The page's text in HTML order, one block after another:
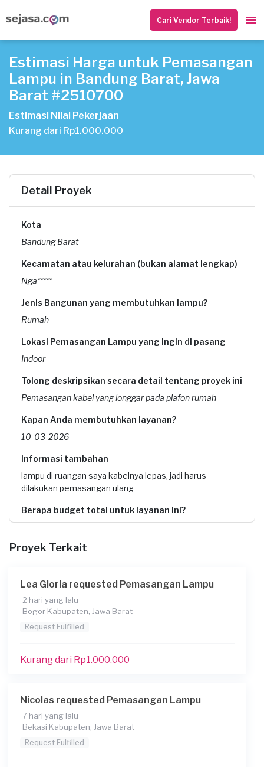
Cari Vendor Terbaik!
Estimasi Harga untuk Pemasangan
Lampu in Bandung Barat, Jawa
Barat #2510700
Estimasi Nilai Pekerjaan
Kurang dari Rp1.000.000
Detail Proyek
Kota
Bandung Barat
Kecamatan atau kelurahan (bukan alamat lengkap)
Nga*****
Jenis Bangunan yang membutuhkan lampu?
Rumah
Lokasi Pemasangan Lampu yang ingin di pasang
Indoor
Tolong deskripsikan secara detail tentang proyek ini
Pemasangan kabel yang longgar pada plafon rumah
Kapan Anda membutuhkan layanan?
10-03-2026
Informasi tambahan
lampu di ruangan saya kabelnya lepas, jadi harus
dilakukan pemasangan ulang
Berapa budget total untuk layanan ini?
Proyek Terkait
Lea Gloria requested Pemasangan Lampu
2 hari yang lalu
Bogor Kabupaten, Jawa Barat
Request Fulfilled
Kurang dari Rp1.000.000
Nicolas requested Pemasangan Lampu
7 hari yang lalu
Bekasi Kabupaten, Jawa Barat
Request Fulfilled